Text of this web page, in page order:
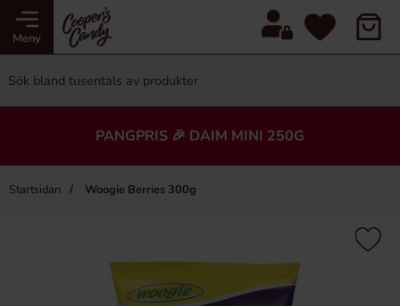
Meny
PANGPRIS 🎉 DAIM MINI 250G
Startsidan Woogie Berries 300g